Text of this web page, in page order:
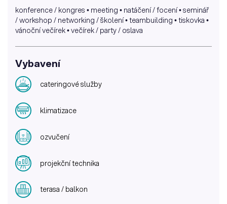
konference / kongres • meeting • natáčení / focení • seminář
/ workshop / networking / školení • teambuilding • tiskovka •
vánoční večírek • večírek / party / oslava
Vybavení
cateringové služby
klimatizace
ozvučení
projekční technika
terasa / balkon